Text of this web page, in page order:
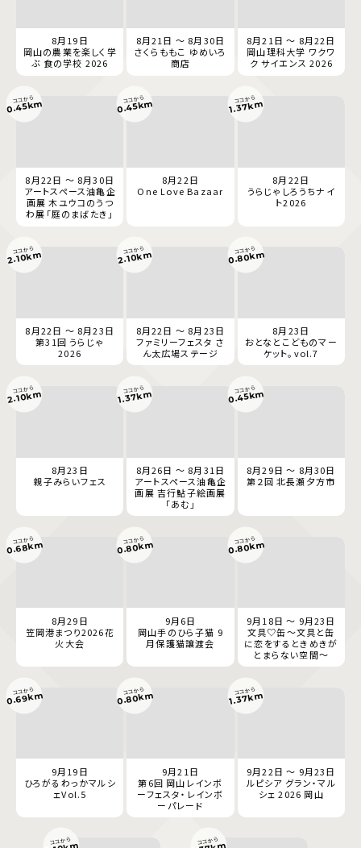
8月19日
岡山の農業を楽しく学
ぶ 食の学校 2026
8月21日 ～ 8月30日
さくらももこ ゆめいろ
商店
8月21日 ～ 8月22日
岡山理科大学 ワクワ
ク サイエンス 2026
8月22日 ～ 8月30日
アートスペース油亀企
画展 木ユウコのうつ
わ展「庭のまばたき」
ココから
0.45km
8月22日
One Love Bazaar
ココから
0.45km
8月22日
うらじゃしろうちナイ
ト2026
ココから
1.37km
8月22日 ～ 8月23日
第31回 うらじゃ
2026
ココから
2.10km
8月22日 ～ 8月23日
ファミリーフェスタ さ
ん太広場ステージ
ココから
2.10km
8月23日
おとなとこどものマー
ケット。vol.7
ココから
0.80km
8月23日
親子みらいフェス
ココから
2.10km
8月26日 ～ 8月31日
アートスペース油亀企
画展 吉行鮎子絵画展
「あむ」
ココから
1.37km
8月29日 ～ 8月30日
第２回 北長瀬夕方市
ココから
0.45km
8月29日
笠岡港まつり2026花
火大会
ココから
0.68km
9月6日
岡山手のひら子猫 9
月保護猫譲渡会
ココから
0.80km
9月18日 ～ 9月23日
文具♡缶～文具と缶
に恋をするときめきが
とまらない空間～
ココから
0.80km
9月19日
ひろがるわっかマルシ
ェVol.5
ココから
0.69km
9月21日
第6回 岡山レインボ
ーフェスタ・レインボ
ーパレード
ココから
0.80km
9月22日 ～ 9月23日
ルピシア グラン・マル
シェ 2026 岡山
ココから
1.37km
ココから ココから